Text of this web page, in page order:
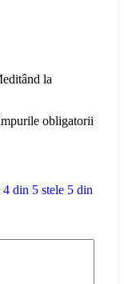
la
obligatorii
4 din 5 stele 5 din